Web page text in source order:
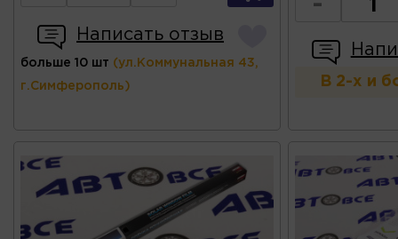
Написать отзыв
больше 10 шт (ул.Коммунальная 43,
г.Симферополь)
-
В 2-х и